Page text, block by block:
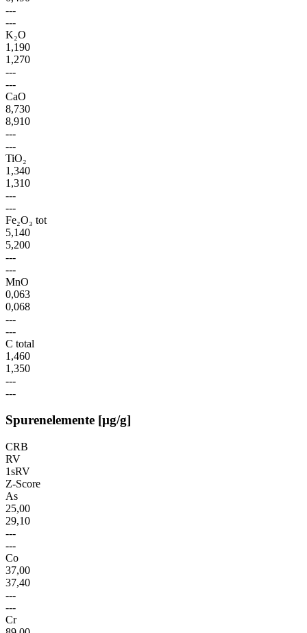
---
---
K₂O
1,190
1,270
---
---
CaO
8,730
8,910
---
---
TiO₂
1,340
1,310
---
---
Fe₂O₃ tot
5,140
5,200
---
---
MnO
0,063
0,068
---
---
C total
1,460
1,350
---
---
Spurenelemente [µg/g]
CRB
RV
1sRV
Z-Score
As
25,00
29,10
---
---
Co
37,00
37,40
---
---
Cr